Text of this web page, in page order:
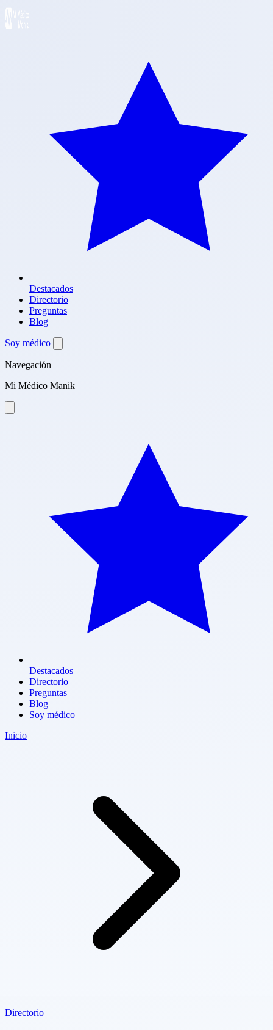
Destacados
Directorio
Preguntas
Blog
Soy médico
Navegación
Mi Médico Manik
Destacados
Directorio
Preguntas
Blog
Soy médico
Inicio
Directorio